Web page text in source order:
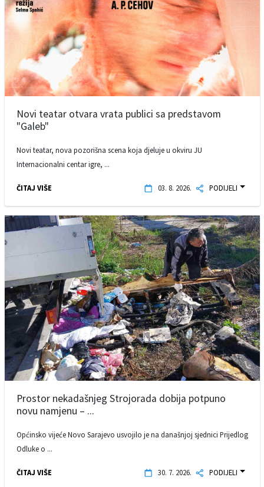
Novi teatar otvara vrata publici sa predstavom
"Galeb"
Novi teatar, nova pozorišna scena koja djeluje u okviru JU
Internacionalni centar igre, ...
ČITAJ VIŠE 03. 8. 2026. PODIJELI
Prostor nekadašnjeg Strojorada dobija potpuno
novu namjenu – ...
Općinsko vijeće Novo Sarajevo usvojilo je na današnjoj sjednici Prijedlog
Odluke o ...
ČITAJ VIŠE 30. 7. 2026. PODIJELI